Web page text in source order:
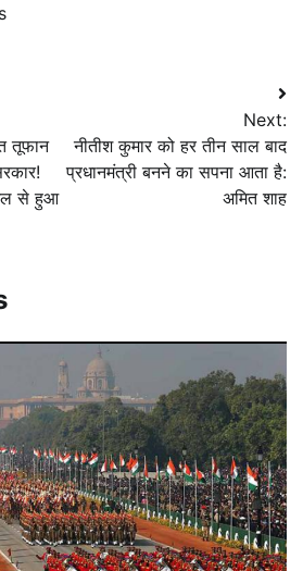
तूफान
से हुआ
Next:
नीतीश कुमार को हर तीन साल बाद
प्रधानमंत्री बनने का सपना आता है:
अमित शाह